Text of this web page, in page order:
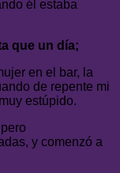
él estaba
que un día;
en el bar, la
de repente mi
estúpido.
y comenzó a